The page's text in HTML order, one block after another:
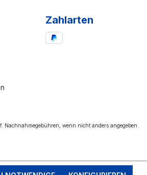
Zahlarten
Nachnahmegebühren, wenn nicht anders angegeben.